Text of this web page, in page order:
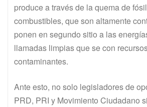
produce a través de la quema de
combustibles, que son altamente
ponen en segundo sitio a las
llamadas limpias que se con
contaminantes.
Ante esto, no solo legisladores de
PRD, PRI y Movimiento Ciudadano